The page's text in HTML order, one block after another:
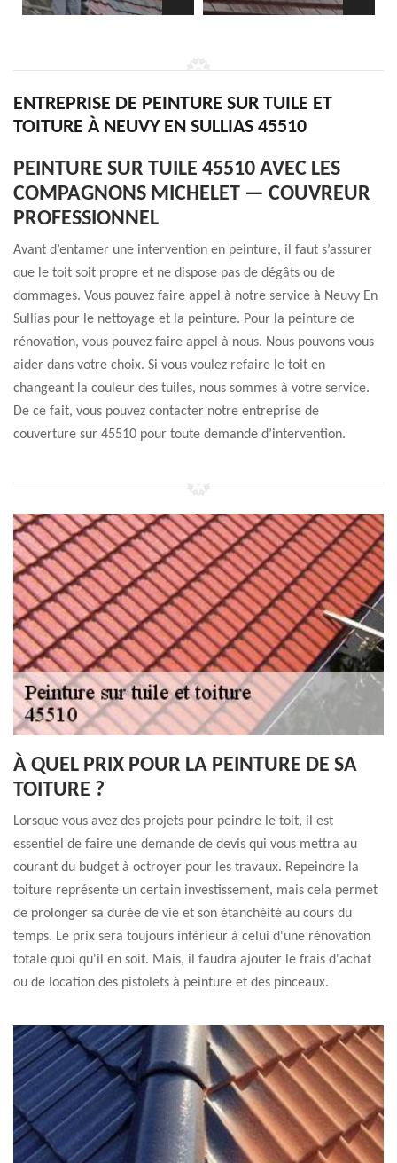
ENTREPRISE DE PEINTURE SUR TUILE ET
TOITURE À NEUVY EN SULLIAS 45510
PEINTURE SUR TUILE 45510 AVEC LES
COMPAGNONS MICHELET — COUVREUR
PROFESSIONNEL
Avant d’entamer une intervention en peinture, il faut s’assurer
que le toit soit propre et ne dispose pas de dégâts ou de
dommages. Vous pouvez faire appel à notre service à Neuvy En
Sullias pour le nettoyage et la peinture. Pour la peinture de
rénovation, vous pouvez faire appel à nous. Nous pouvons vous
aider dans votre choix. Si vous voulez refaire le toit en
changeant la couleur des tuiles, nous sommes à votre service.
De ce fait, vous pouvez contacter notre entreprise de
couverture sur 45510 pour toute demande d’intervention.
À QUEL PRIX POUR LA PEINTURE DE SA
TOITURE ?
Lorsque vous avez des projets pour peindre le toit, il est
essentiel de faire une demande de devis qui vous mettra au
courant du budget à octroyer pour les travaux. Repeindre la
toiture représente un certain investissement, mais cela permet
de prolonger sa durée de vie et son étanchéité au cours du
temps. Le prix sera toujours inférieur à celui d'une rénovation
totale quoi qu'il en soit. Mais, il faudra ajouter le frais d'achat
ou de location des pistolets à peinture et des pinceaux.